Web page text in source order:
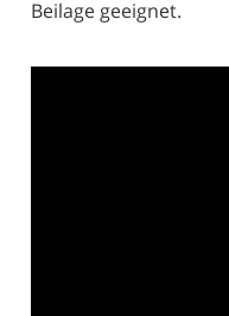
Beilage geeignet.